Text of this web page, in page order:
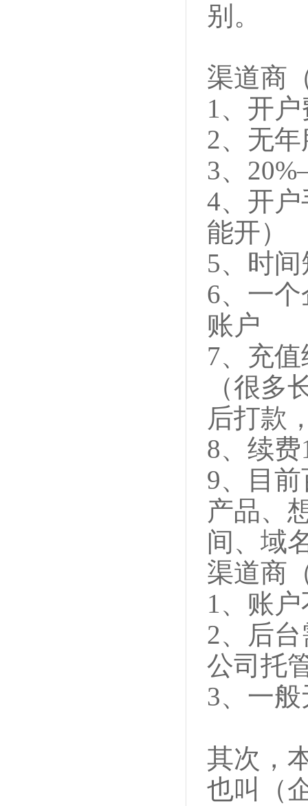
别。
渠道商
1、开户
2、无
3、
4、开
能开）
5、时
6、一
账户
7、充
（很多
后打款
8、续费
9、目
产品、
间、域
渠道商
1、账
2、后
公司托
3、一
其次，
也叫（